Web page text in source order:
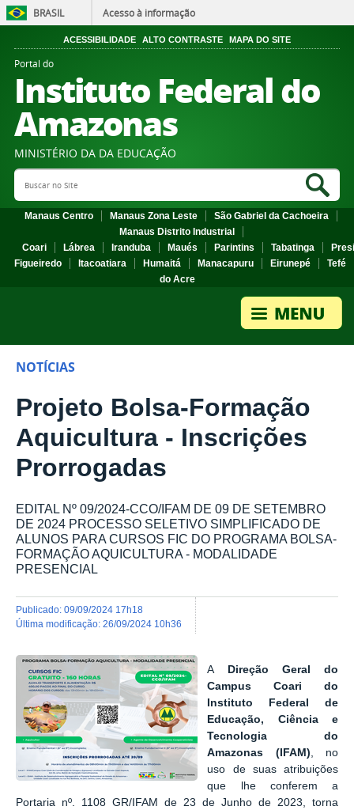
BRASIL Acesso à informação
ACESSIBILIDADE ALTO CONTRASTE MAPA DO SITE
Portal do
Instituto Federal do
Amazonas
MINISTÉRIO DA DA EDUCAÇÃO
Search Site
Manaus Centro Manaus Zona Leste
São Gabriel da Cachoeira
Manaus Distrito Industrial
Coari
Lábrea Iranduba Maués Parintins Tabatinga
Figueiredo
Itacoatiara Humaitá Manacapuru Eirunepé
Tefé
do Acre
NOTÍCIAS
Projeto Bolsa-Formação
Aquicultura - Inscrições
Prorrogadas
EDITAL Nº 09/2024-CCO/IFAM DE 09 DE SETEMBRO
DE 2024 PROCESSO SELETIVO SIMPLIFICADO DE
ALUNOS PARA CURSOS FIC DO PROGRAMA BOLSA-
FORMAÇÃO AQUICULTURA - MODALIDADE
PRESENCIAL
publicado: 09/09/2024 17h18
última modificação: 26/09/2024 10h36
A
Direção Geral do
Campus Coari do
Instituto Federal de
Educação, Ciência e
Tecnologia do
Amazonas (IFAM), no
uso de suas atribuições
que lhe conferem a
Portaria nº. 1108 GR/IFAM de 23 de Junho de 2023, torna